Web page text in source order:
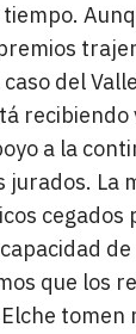
del
recibiendo
a la
jurados. La
cegados
que los
tomen